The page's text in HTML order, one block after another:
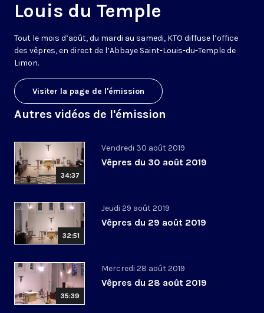
Louis du Temple
Tout le mois d’août, du mardi au samedi, KTO diffuse l’office
des vêpres, en direct de l’Abbaye Saint-Louis-du-Temple de
Limon.
Visiter la page de l'émission
Autres vidéos de l'émission
34:37
Vendredi 30 août 2019
Vêpres du 30 août 2019
32:51
Jeudi 29 août 2019
Vêpres du 29 août 2019
35:39
Mercredi 28 août 2019
Vêpres du 28 août 2019